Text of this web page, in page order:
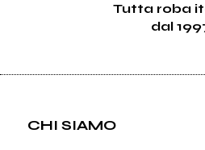
Tutta roba
dal
CHI SIAMO